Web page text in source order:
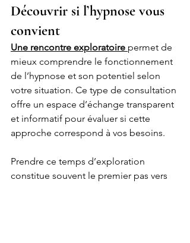
Découvrir si l’hypnose vous
convient
Une rencontre exploratoire permet de
mieux comprendre le fonctionnement
de l’hypnose et son potentiel selon
votre situation. Ce type de consultation
offre un espace d’échange transparent
et informatif pour évaluer si cette
approche correspond à vos besoins.
Prendre ce temps d’exploration
constitue souvent le premier pas vers